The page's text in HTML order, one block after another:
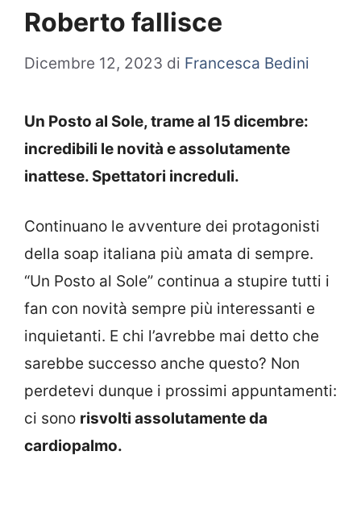
Roberto fallisce
Dicembre 12, 2023 di Francesca Bedini
Un Posto al Sole, trame al 15 dicembre:
incredibili le novità e assolutamente
inattese. Spettatori increduli.
Continuano le avventure dei protagonisti
della soap italiana più amata di sempre.
“Un Posto al Sole” continua a stupire tutti i
fan con novità sempre più interessanti e
inquietanti. E chi l’avrebbe mai detto che
sarebbe successo anche questo? Non
perdetevi dunque i prossimi appuntamenti:
ci sono risvolti assolutamente da
cardiopalmo.